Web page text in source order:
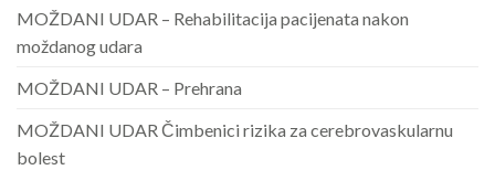
MOŽDANI UDAR – Rehabilitacija pacijenata nakon
moždanog udara
MOŽDANI UDAR – Prehrana
MOŽDANI UDAR Čimbenici rizika za cerebrovaskularnu
bolest